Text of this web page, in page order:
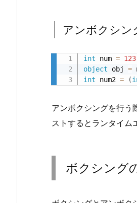
n
i
g）
2.
ン
アンボクシン
int num = 123
object obj =
int num2 = (
アンボクシングを行う
ストするとランタイム
ボクシング